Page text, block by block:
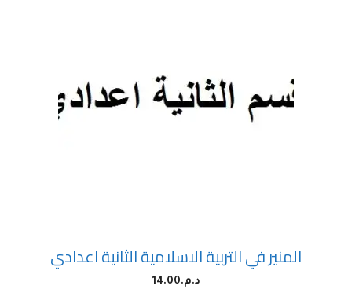
المنير في التربية الاسلامية الثانية اعدادي
د.م.14.00